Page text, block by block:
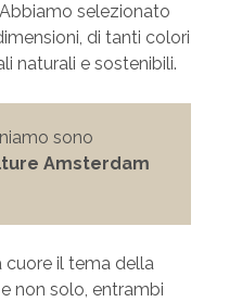
selezionato
di tanti colori
naturali e sostenibili.
sono
Amsterdam
il tema della
non solo, entrambi